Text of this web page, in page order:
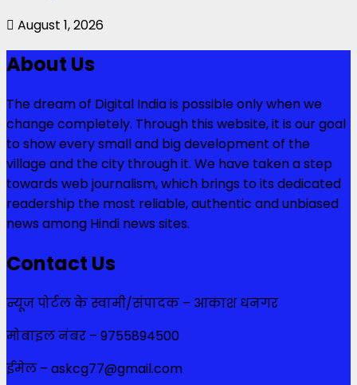
August 1, 2026
About Us
The dream of Digital India is possible only when we
change completely. Through this website, it is our goal
to show every small and big development of the
village and the city through it. We have taken a step
towards web journalism, which brings to its dedicated
readership the most reliable, authentic and unbiased
news among Hindi news sites.
Contact Us
न्यूज पोर्टल के स्वामी/संपादक – आकाश धनगर
मोबाइल नंबर – 9755894500
ईमेल – askcg77@gmail.com